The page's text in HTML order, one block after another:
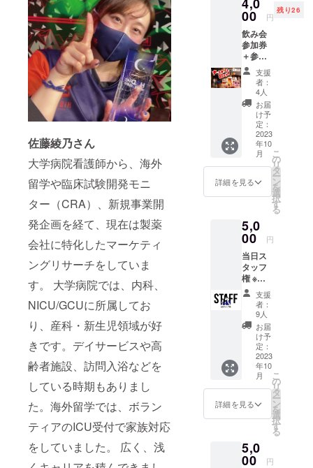
佐藤綾乃さん
大学病院看護師から、海外
留学や臨床試験開発モニ
ター（CRA）、新規事業開
発企画を経て、現在は製薬
会社に特化したマーケティ
ングリサーチをしていま
す。 大学病院では、内科、
NICU/GCUに所属してお
り、産科・新生児領域が好
きです。デイサービスや高
齢者施設、訪問入浴などを
している時期もありまし
た。海外留学では、ボラン
ティアのICU受付で家族対応
をしていました。 広く、浅
神宮前
6-23-4
加工
者：彩
香茶国
有限会
社 静岡
県静岡
市葵区
若松町
94 お問
い合わ
せ：
050-
7123-
2028
はメー
ルにて
お願い
いたし
ます。
（2023
年10月
15日以
降を予
定しま
す） ※
セミ
ナーは
法令に
基づく
医療、
診療行
ん。 ※
受付で
CAMPF
IRE支援
画面を
見せて
くださ
い。 ※
ナース
祭：
2023年
10月14
日(土)
15日
(日)、参
ケット1
枚で両
けま
す。メ
定） ※
受付で
CAMPF
IRE支援
画面を
見せて
くださ
い。 ※
ナース
祭：
2023年
10月14
日(土)
15日
(日)、1
枚で両
す。メ
イン会
場：サ
ンライ
ズビル
東京
ザ・グ
リーン
ホール
2F 第
２会
場：
Studio
4,0
00 円
残り26
飲み会
参加券
＋参加
チケッ
トとな
りま
す。 交
流会10
月14日
18時か
らス
タート
しま
す。
（メイ
ン会
（20時
終了予
定） ※
受付で
CAMPF
IRE支援
画面を
見せて
くださ
い。 ※
ナース
祭：
2023年
10月14
日(土)
15日
(日)、1
けま
す。メ
支援
者：
4人
お届
け予
定：
2023
年10
月
詳細を見る
こ
の
リ
タ
ー
ン
を
選
択
す
る
5,0
00 円
当日ス
タッフ
権 ※時
間制限
がある
場合は
備考欄
に記載
くださ
い。 ※
ナース
祭：
2023年
10月14
日(土)
10時か
までの
間の3時
支援
者：
9人
お届
け予
定：
2023
年10
月
詳細を見る
こ
の
リ
タ
ー
ン
を
選
択
す
る
5,0
00 円